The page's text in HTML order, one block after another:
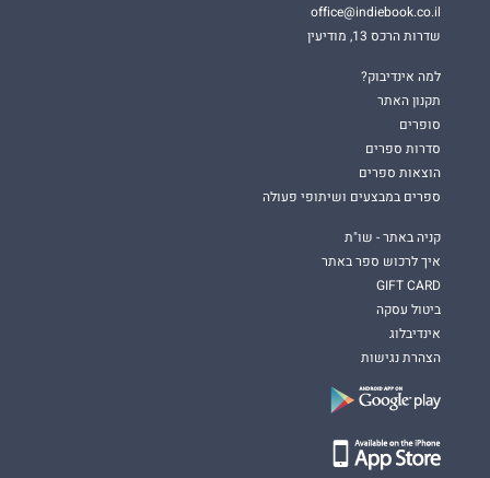
office@indiebook.co.il
שדרות הרכס 13, מודיעין
למה אינדיבוק?
תקנון האתר
סופרים
סדרות ספרים
הוצאות ספרים
ספרים במבצעים ושיתופי פעולה
קניה באתר - שו"ת
איך לרכוש ספר באתר
GIFT CARD
ביטול עסקה
אינדיבלוג
הצהרת נגישות